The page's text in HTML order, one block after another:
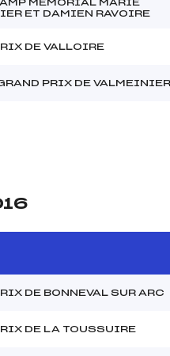
MEMORIAL MARIE
ET DAMIEN RAVOIRE
DE VALLOIRE
PRIX DE VALMEINIER
DE BONNEVAL SUR ARC
DE LA TOUSSUIRE